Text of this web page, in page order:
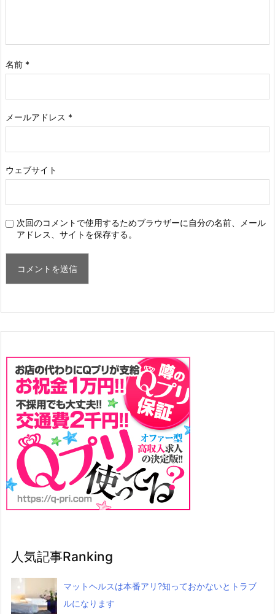
名前 *
メールアドレス *
ウェブサイト
次回のコメントで使用するためブラウザーに自分の名前、メール
アドレス、サイトを保存する。
人気記事Ranking
マットヘルスは本番アリ?知っておかないとトラブ
ルになります